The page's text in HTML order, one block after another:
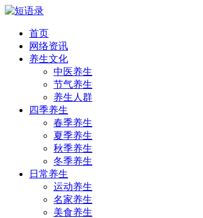
首页
网络资讯
养生文化
中医养生
节气养生
养生人群
四季养生
春季养生
夏季养生
秋季养生
冬季养生
日常养生
运动养生
名家养生
美食养生